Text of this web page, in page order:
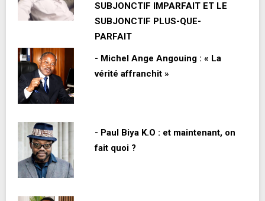
SUBJONCTIF IMPARFAIT ET LE
SUBJONCTIF PLUS-QUE-
PARFAIT
- Michel Ange Angouing : « La
vérité affranchit »
- Paul Biya K.O : et maintenant, on
fait quoi ?